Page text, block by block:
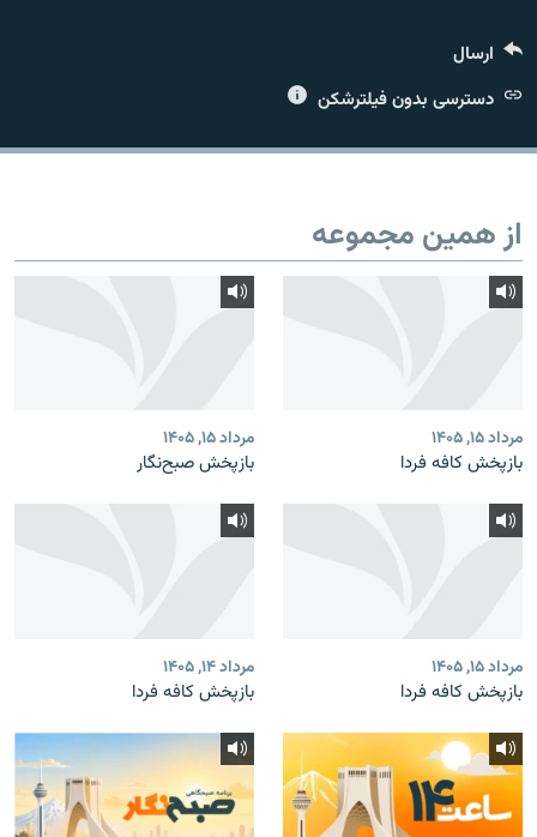
زبان‌های دیگر
ارسال
دسترسی بدون فیلترشکن
از همین مجموعه
مرداد ۱۵, ۱۴۰۵
بازپخش کافه فردا
مرداد ۱۵, ۱۴۰۵
بازپخش صبح‌نگار
مرداد ۱۵, ۱۴۰۵
بازپخش کافه فردا
مرداد ۱۴, ۱۴۰۵
بازپخش کافه فردا